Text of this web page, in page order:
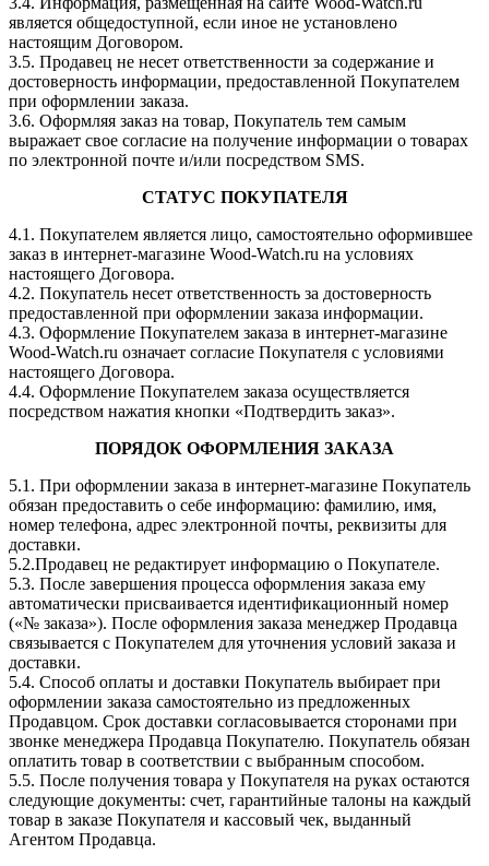
является общедоступной, если иное не установлено
настоящим Договором.
3.5. Продавец не несет ответственности за содержание и
достоверность информации, предоставленной Покупателем
при оформлении заказа.
3.6. Оформляя заказ на товар, Покупатель тем самым
выражает свое согласие на получение информации о товарах
по электронной почте и/или посредством SMS.
СТАТУС ПОКУПАТЕЛЯ
4.1. Покупателем является лицо, самостоятельно оформившее
заказ в интернет-магазине Wood-Watch.ru на условиях
настоящего Договора.
4.2. Покупатель несет ответственность за достоверность
предоставленной при оформлении заказа информации.
4.3. Оформление Покупателем заказа в интернет-магазинe
Wood-Watch.ru означает согласие Покупателя с условиями
настоящего Договора.
4.4. Оформление Покупателем заказа осуществляется
посредством нажатия кнопки «Подтвердить заказ».
ПОРЯДОК ОФОРМЛЕНИЯ ЗАКАЗА
5.1. При оформлении заказа в интернет-магазине Покупатель
обязан предоставить о себе информацию: фамилию, имя,
номер телефона, адрес электронной почты, реквизиты для
доставки.
5.2.Продавец не редактирует информацию о Покупателе.
5.3. После завершения процесса оформления заказа ему
автоматически присваивается идентификационный номер
(«№ заказа»). После оформления заказа менеджер Продавца
связывается с Покупателем для уточнения условий заказа и
доставки.
5.4. Способ оплаты и доставки Покупатель выбирает при
оформлении заказа самостоятельно из предложенных
Продавцом. Срок доставки согласовывается сторонами при
звонке менеджера Продавца Покупателю. Покупатель обязан
оплатить товар в соответствии с выбранным способом.
5.5. После получения товара у Покупателя на руках остаются
следующие документы: счет, гарантийные талоны на каждый
товар в заказе Покупателя и кассовый чек, выданный
Агентом Продавца.